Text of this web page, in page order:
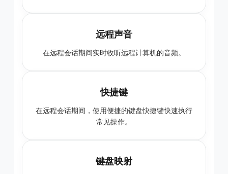
远程声音
在远程会话期间实时收听远程计算机的音频。
快捷键
在远程会话期间，使用便捷的键盘快捷键快速执行
常见操作。
键盘映射